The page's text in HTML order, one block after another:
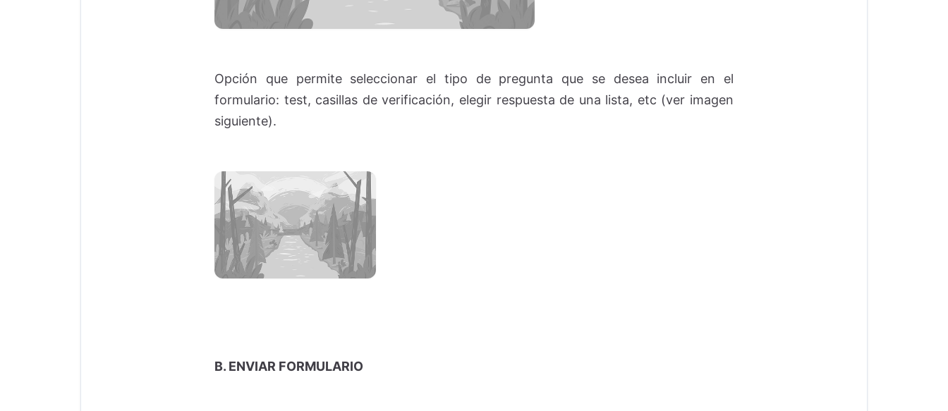
Opción que permite seleccionar el tipo de pregunta que se desea incluir en el
formulario: test, casillas de verificación, elegir respuesta de una lista, etc (ver imagen
siguiente).
B. ENVIAR FORMULARIO